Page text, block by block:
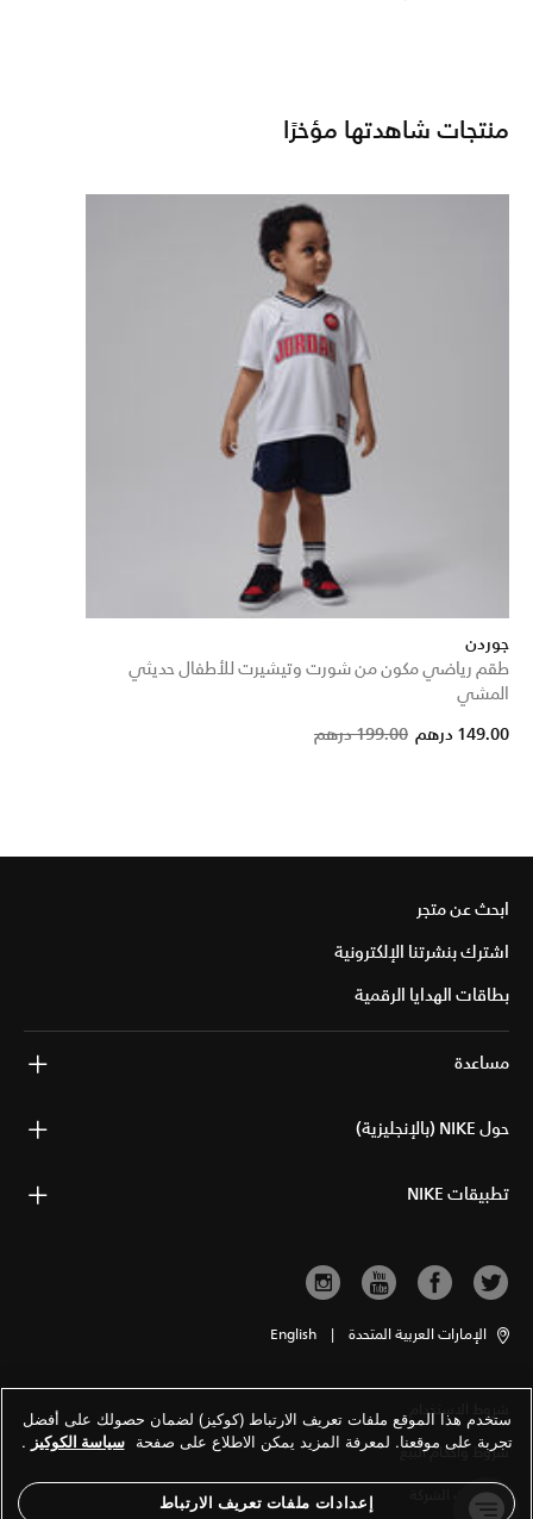
منتجات شاهدتها مؤخرًا
جوردن
طقم رياضي مكون من شورت وتيشيرت للأطفال حديثي
المشي
Price reduced from
199.00 درهم 149.00 درهم
ابحث عن متجر
اشترك بنشرتنا الإلكترونية
بطاقات الهدايا الرقمية
مساعدة
حول NIKE (بالإنجليزية)
تطبيقات NIKE
الإمارات العربية المتحدة |
English
شروط الاستخدام
شروط وأحكام البيع
معلومات الشركة
ستخدم هذا الموقع ملفات تعريف الارتباط (كوكيز) لضمان حصولك على أفضل
تجربة على موقعنا. لمعرفة المزيد يمكن الاطلاع على صفحة سياسة الكوكيز .
إعدادات ملفات تعريف الارتباط